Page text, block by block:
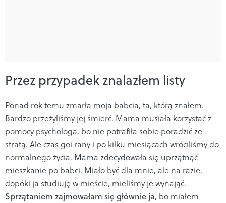
Przez przypadek znalazłem listy
Ponad rok temu zmarła moja babcia, ta, którą znałem.
Bardzo przeżyliśmy jej śmierć. Mama musiała korzystać z
pomocy psychologa, bo nie potrafiła sobie poradzić ze
stratą. Ale czas goi rany i po kilku miesiącach wróciliśmy do
normalnego życia. Mama zdecydowała się uprzątnąć
mieszkanie po babci. Miało być dla mnie, ale na razie,
dopóki ja studiuję w mieście, mieliśmy je wynająć.
Sprzątaniem zajmowałam się głównie ja, bo miałem